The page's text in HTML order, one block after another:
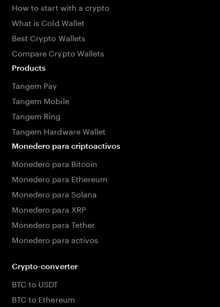
How to start with a crypto
What is Cold Wallet
Best Crypto Wallets
Compare Crypto Wallets
Products
Tangem Pay
Tangem Mobile
Tangem Ring
Tangem Hardware Wallet
Monedero para criptoactivos
Monedero para Bitcoin
Monedero para Ethereum
Monedero para Solana
Monedero para XRP
Monedero para Tether
Monedero para activos
Crypto-converter
BTC to USDT
BTC to Ethereum